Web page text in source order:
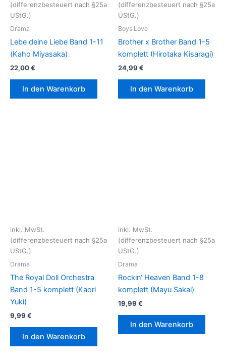
(differenzbesteuert nach §25a
UStG.)
Drama
Lebe deine Liebe Band 1-11
(Kaho Miyasaka)
22,00€
In den Warenkorb
(differenzbesteuert nach §25a
UStG.)
Boys Love
Brother x Brother Band 1-5
komplett (Hirotaka Kisaragi)
24,99 €
In den Warenkorb
inkl. MwSt.
(differenzbesteuert nach §25a
UStG.)
Drama
The Royal Doll Orchestra
Band 1-5 komplett (Kaori
Yuki)
9,99 €
In den Warenkorb
inkl. MwSt.
(differenzbesteuert nach §25a
UStG.)
Drama
Rockin‘ Heaven Band 1-8
komplett (Mayu Sakai)
19,99 €
In den Warenkorb